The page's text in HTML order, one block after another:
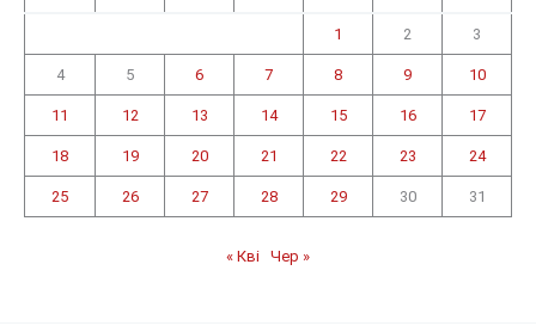
1 2 3
4 5 6 7 8 9 10
11 12 13 14 15 16 17
18 19 20 21 22 23 24
25 26 27 28 29 30 31
« Кві Чер »